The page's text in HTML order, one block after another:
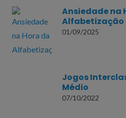
Ansiedade na
Alfabetização
01/09/2025
Jogos
Médio
07/10/2022